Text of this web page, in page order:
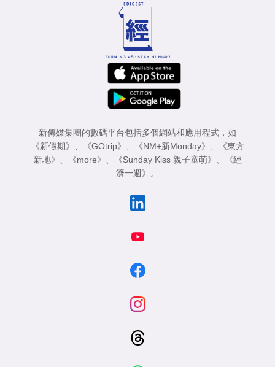
新傳媒集團的數碼平台包括多個網站和應用程式，如
《新假期》
《GOtrip》 《NM+新Monday》
《東方
新地》
《more》 《Sunday Kiss 親子童萌》
《經
濟一週》
。